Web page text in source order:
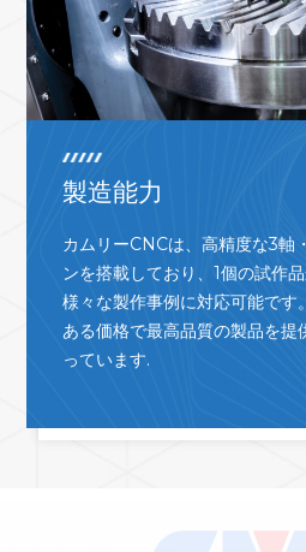
製造能力
カムリーCNCは、高精度な3軸
ンを搭載しており、1個の試作
様々な製作事例に対応可能です
ある価格で最高品質の製品を提
っています.